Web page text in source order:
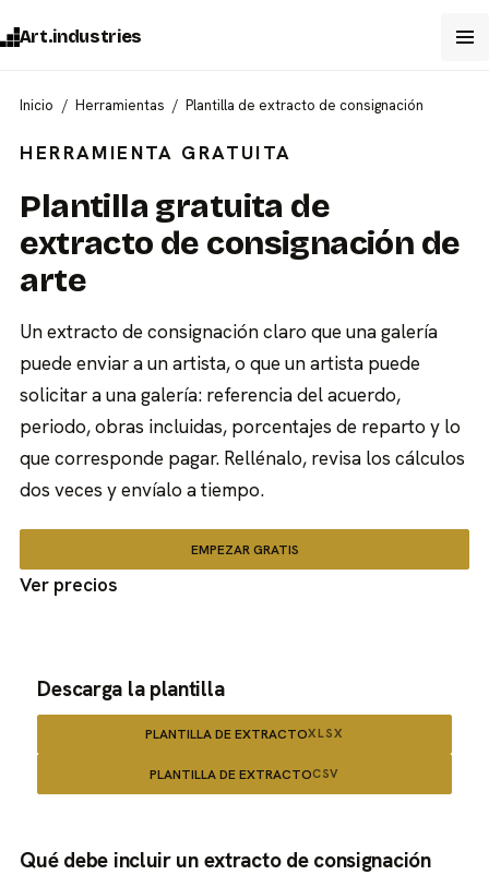
Art.industries
Inicio Herramientas Plantilla de extracto de consignación
HERRAMIENTA GRATUITA
Plantilla gratuita de
extracto de consignación de
arte
Un extracto de consignación claro que una galería
puede enviar a un artista, o que un artista puede
solicitar a una galería: referencia del acuerdo,
periodo, obras incluidas, porcentajes de reparto y lo
que corresponde pagar. Rellénalo, revisa los cálculos
dos veces y envíalo a tiempo.
EMPEZAR GRATIS
Ver precios
Descarga la plantilla
PLANTILLA DE EXTRACTOXLSX
PLANTILLA DE EXTRACTOCSV
Qué debe incluir un extracto de consignación